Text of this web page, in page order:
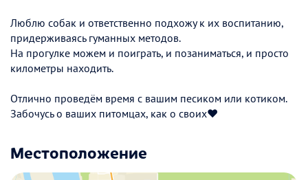
Люблю собак и ответственно подхожу к их воспитанию,
придерживаясь гуманных методов.
На прогулке можем и поиграть, и позаниматься, и просто
километры находить.
Отлично проведём время с вашим песиком или котиком.
Забочусь о ваших питомцах, как о своих❤️
Местоположение